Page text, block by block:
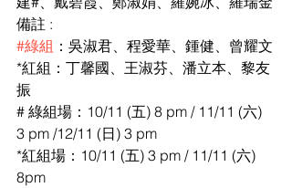
備註 :
#綠組 ：吳淑君、程愛華、鍾健、曾耀文
*紅組：丁馨國、王淑芬、潘立本、黎友
振
# 綠組場：10/11 (五) 8 pm / 11/11 (六)
3 pm /12/11 (日) 3 pm
*紅組場：10/11 (五) 3 pm / 11/11 (六)
8pm